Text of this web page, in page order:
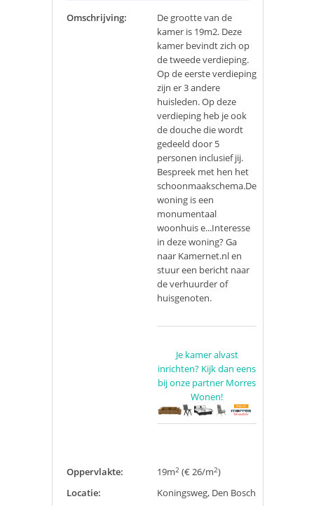
Omschrijving:
De grootte van de
kamer is 19m2. Deze
kamer bevindt zich op
de tweede verdieping.
Op de eerste verdieping
zijn er 3 andere
huisleden. Op deze
verdieping heb je ook
de douche die wordt
gedeeld door 5
personen inclusief jij.
Bespreek met hen het
schoonmaakschema.De
woning is een
monumentaal
woonhuis e...Interesse
in deze woning? Ga
naar Kamernet.nl en
stuur een bericht naar
de verhuurder of
huisgenoten.
Je kamer alvast
inrichten? Kijk dan eens
bij onze partner Morres
Wonen!
Oppervlakte: 19m2 (€ 26/m2)
Locatie:
Koningsweg, Den Bosch